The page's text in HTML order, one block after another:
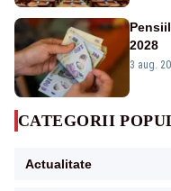
2028
3 aug.
CATEGORII
Actualitate